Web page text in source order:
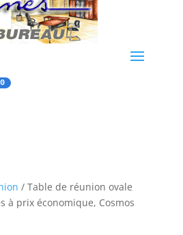
0
/ Table de réunion ovale
à prix économique, Cosmos